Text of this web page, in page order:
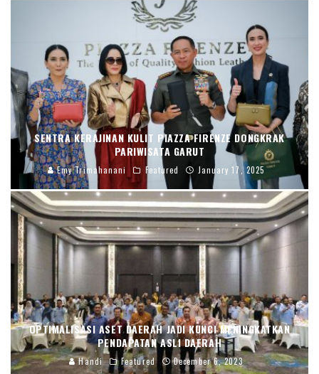
SENTRA KERAJINAN KULIT PIAZZA FIRENZE DONGKRAK
PARIWISATA GARUT
Emy Trimahanani Featured January 17, 2025
OPTIMALISASI ASET DAERAH JADI KUNCI MENINGKATKAN
PENDAPATAN ASLI DAERAH
Handi Featured December 6, 2023